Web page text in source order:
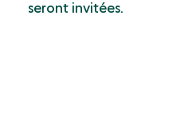
seront invitées.